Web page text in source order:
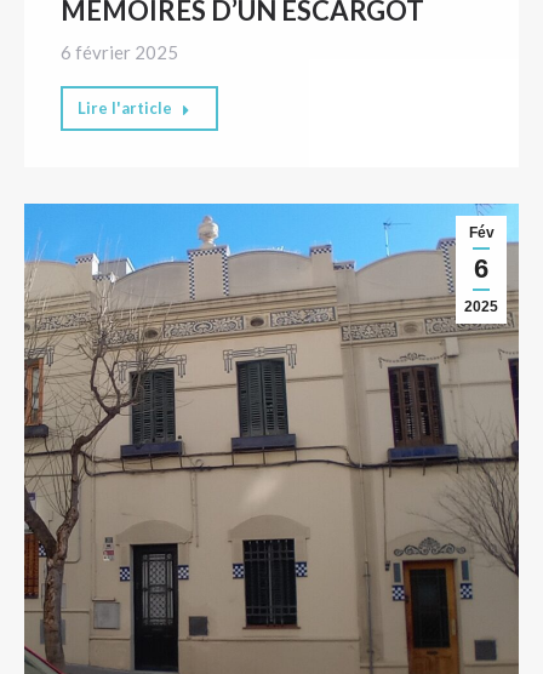
MEMOIRES D’UN ESCARGOT
6 février 2025
Lire l'article
Fév
6
2025